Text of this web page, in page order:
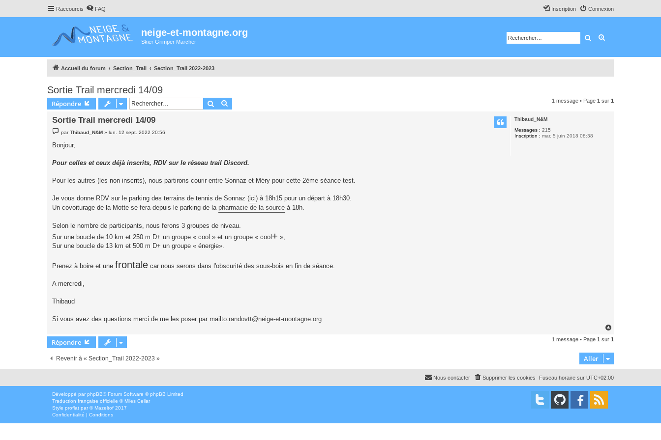
Raccourcis FAQ Connexion
Inscription
neige-et-montagne.org
Skier Grimper Marcher Rechercher
Accueil du forum Section_Trail Section_Trail 2022-2023
Sortie Trail mercredi 14/09
Répondre Rechercher 1 message • Page 1 sur 1
Thibaud_N&M
Messages : 215
Inscription : mar. 5 juin 2018 08:38
Sortie Trail mercredi 14/09
e
s
e
parThibaud_N&M »lun. 12 sept. 2022 20:56
Bonjour,
Pour celles et ceux déjà inscrits, RDV sur le réseau trail Discord.
Pour les autres (les non inscrits), nous partirons courir entre Sonnaz et Méry pour cette 2ème séance test.
Je vous donne RDV sur le parking des terrains de tennis de Sonnaz (ici) à 18h15 pour un départ à 18h30.
Un covoiturage de la Motte se fera depuis le parking de la pharmacie de la source à 18h.
Selon le nombre de participants, nous ferons 3 groupes de niveau.
Sur une boucle de 10 km et 250 m D+ un groupe « cool » et un groupe « cool + »,
Sur une boucle de 13 km et 500 m D+ un groupe « énergie».
Prenez à boire et une frontale car nous serons dans l'obscurité des sous-bois en fin de séance.
A mercredi,
Thibaud
Si vous avez des questions merci de me les poser par mailto:randovtt@neige-et-montagne.org
u
Répondre 1 message • Page 1 sur 1
Revenir à « Section_Trail 2022-2023 » Aller
Fuseau horaire sur UTC+02:00
Supprimer les cookies
Nous contacter
Développé par phpBB® Forum Software © phpBB Limited
Traduction française officielle ©Miles Cellar
Style proflat par ©Mazeltof 2017
Confidentialité | Conditions